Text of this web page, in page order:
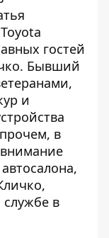
гостей
Бывший
и
в
внимание
в